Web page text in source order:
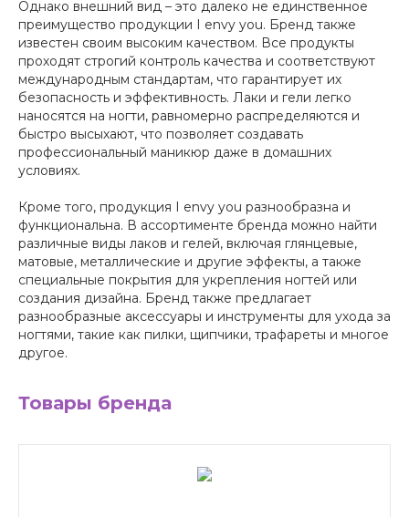
Однако внешний вид – это далеко не единственное
преимущество продукции I envy you. Бренд также
известен своим высоким качеством. Все продукты
проходят строгий контроль качества и соответствуют
международным стандартам, что гарантирует их
безопасность и эффективность. Лаки и гели легко
наносятся на ногти, равномерно распределяются и
быстро высыхают, что позволяет создавать
профессиональный маникюр даже в домашних
условиях.
Кроме того, продукция I envy you разнообразна и
функциональна. В ассортименте бренда можно найти
различные виды лаков и гелей, включая глянцевые,
матовые, металлические и другие эффекты, а также
специальные покрытия для укрепления ногтей или
создания дизайна. Бренд также предлагает
разнообразные аксессуары и инструменты для ухода за
ногтями, такие как пилки, щипчики, трафареты и многое
другое.
Товары бренда